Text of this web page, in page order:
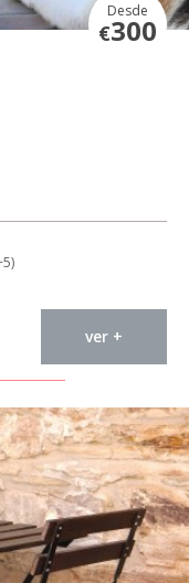
Desde
€300
ver +